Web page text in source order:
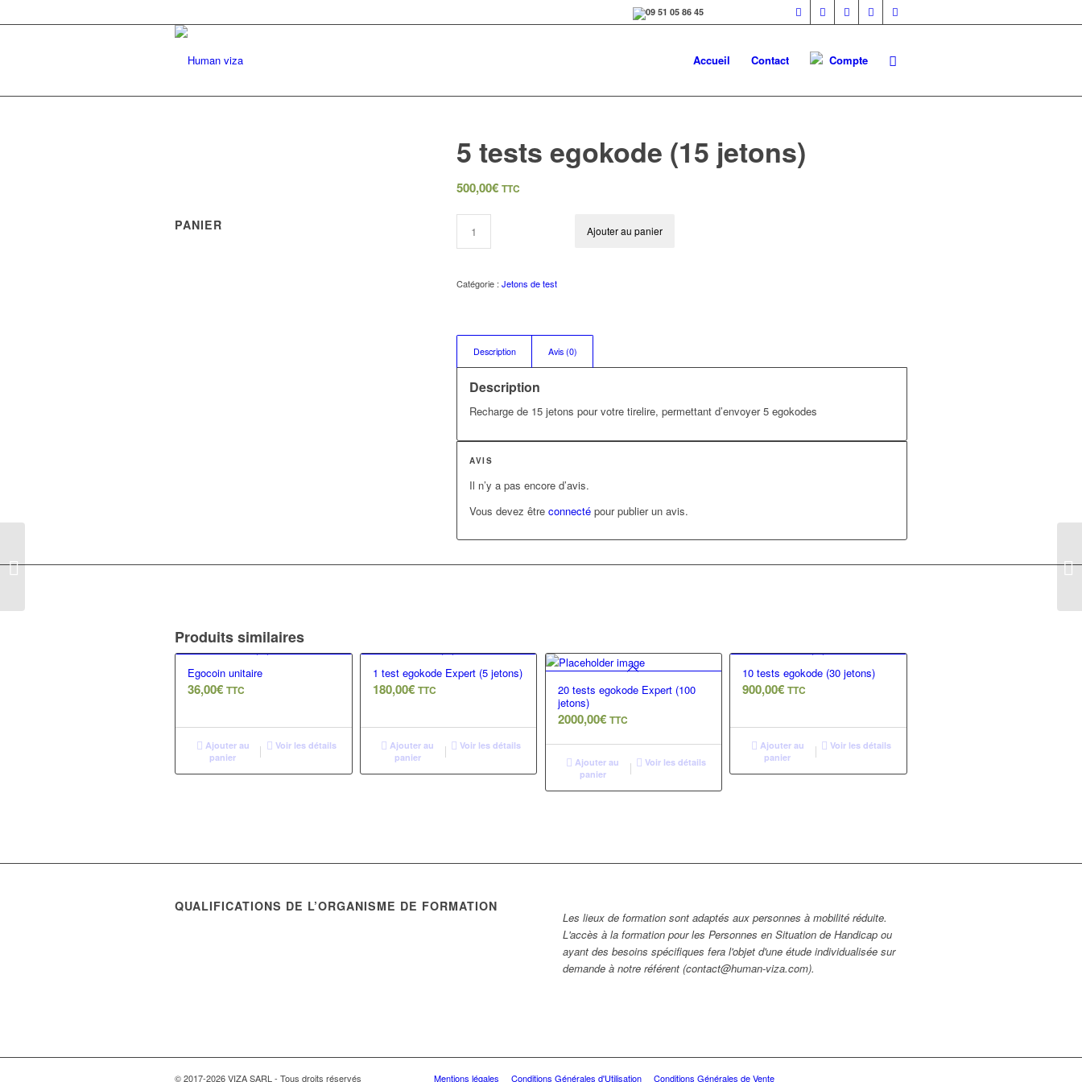
Accueil Contact Compte
PANIER
5 tests egokode (15 jetons)
500,00€ TTC
Ajouter au panier
Catégorie :Jetons de test
Description Avis (0)
Description
Recharge de 15 jetons pour votre tirelire, permettant d’envoyer 5 egokodes
AVIS
Il n’y a pas encore d’avis.
Vous devez êtreconnecté pour publier un avis.
Produits similaires
Egocoin unitaire
36,00€ TTC
Ajouter au
panier
Voir les détails
1 test egokode Expert (5 jetons)
180,00€ TTC
Ajouter au
panier
Voir les détails
20 tests egokode Expert (100
jetons)
2000,00€ TTC
Ajouter au
panier
Voir les détails
10 tests egokode (30 jetons)
900,00€ TTC
Ajouter au
panier
Voir les détails
QUALIFICATIONS DE L’ORGANISME DE FORMATION
Les lieux de formation sont adaptés aux personnes à mobilité réduite.
L'accès à la formation pour les Personnes en Situation de Handicap ou
ayant des besoins spécifiques fera l'objet d'une étude individualisée sur
demande à notre référent (contact@human-viza.com).
© 2017-2026 VIZA SARL - Tous droits réservés Mentions légales Conditions Générales d'Utilisation Conditions Générales de Vente